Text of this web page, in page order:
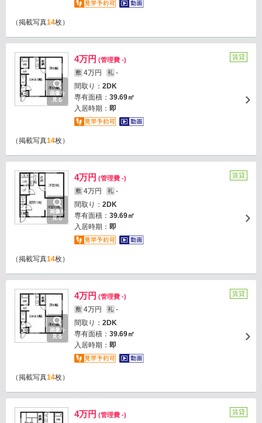
（掲載写真14枚）
画像を
見る
4万円 (管理費 -)
敷 4万円 礼 -
間取り： 2DK
専有面積： 39.69㎡
入居時期： 即
賃貸
（掲載写真14枚）
画像を
見る
4万円 (管理費 -)
敷 4万円 礼 -
間取り： 2DK
専有面積： 39.69㎡
入居時期： 即
賃貸
（掲載写真14枚）
画像を
見る
4万円 (管理費 -)
敷 4万円 礼 -
間取り： 2DK
専有面積： 39.69㎡
入居時期： 即
賃貸
（掲載写真14枚）
4万円 (管理費 -) 賃貸